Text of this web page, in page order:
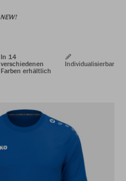
NEW!
In 14
verschiedenen
Farben erhältlich
Individualisierbar